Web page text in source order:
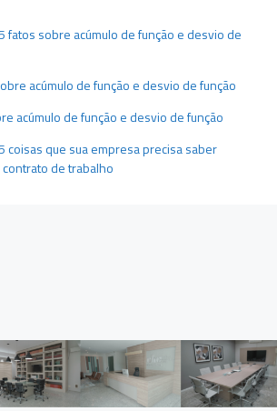
fatos sobre acúmulo de função e desvio de
acúmulo de função e desvio de função
acúmulo de função e desvio de função
coisas que sua empresa precisa saber
de trabalho